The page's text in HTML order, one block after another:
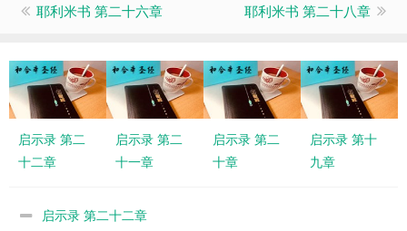
耶利米书 第二十六章 耶利米书 第二十八章
启示录 第二
十二章
启示录 第二
十一章
启示录 第二
十章
启示录 第十
九章
启示录 第二十二章